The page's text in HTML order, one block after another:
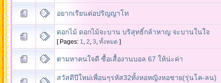
อยากเรียนต่อปริญญาโท
ดอกไม้ ดอกไม้จะบาน บริสุทธิ์กล้าหาญ จะบานในใจ
[ Pages: 1 2 3 ทั้งหมด ]
ตามหาคนใจดี ซื้อเสื้องานบอล 67 ให้น่ะค่า
สวัสดีปีใหม่เพื่อนๆรหัส32ทั้งหอหญิงหอชาย(รุ่นโค-ลน)